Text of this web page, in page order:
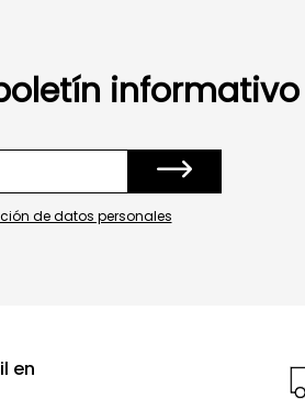
informativo
de datos personales
en